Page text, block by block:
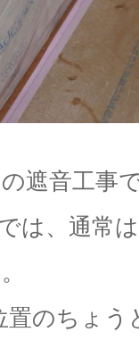
遮音工事
は、通常
のちょう